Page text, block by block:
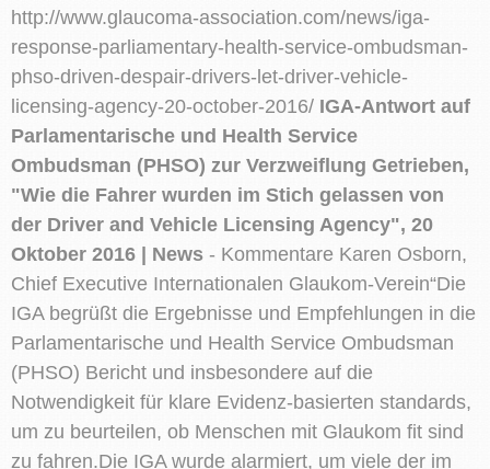
http://www.glaucoma-association.com/news/iga-
response-parliamentary-health-service-ombudsman-
phso-driven-despair-drivers-let-driver-vehicle-
licensing-agency-20-october-2016/ IGA-Antwort auf
Parlamentarische und Health Service
Ombudsman (PHSO) zur Verzweiflung Getrieben,
"Wie die Fahrer wurden im Stich gelassen von
der Driver and Vehicle Licensing Agency", 20
Oktober 2016 | News - Kommentare Karen Osborn,
Chief Executive Internationalen Glaukom-Verein“Die
IGA begrüßt die Ergebnisse und Empfehlungen in die
Parlamentarische und Health Service Ombudsman
(PHSO) Bericht und insbesondere auf die
Notwendigkeit für klare Evidenz-basierten standards,
um zu beurteilen, ob Menschen mit Glaukom fit sind
zu fahren.Die IGA wurde alarmiert, um viele der im